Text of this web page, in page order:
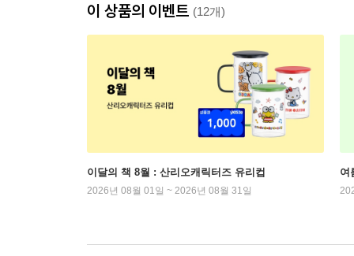
이 상품의 이벤트 (12개)
이달의 책 8월 : 산리오캐릭터즈 유리컵
2026년 08월 01일 ~ 2026년 08월 31일
여